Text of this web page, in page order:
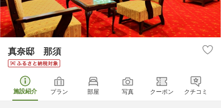
真奈邸 那須
施設紹介 プラン 部屋 写真 クーポン クチコミ